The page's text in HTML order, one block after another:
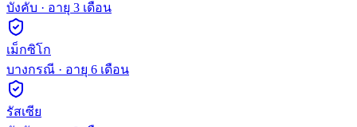
บังคับ · อายุ 3 เดือน
เม็กซิโก
บางกรณี · อายุ 6 เดือน
รัสเซีย